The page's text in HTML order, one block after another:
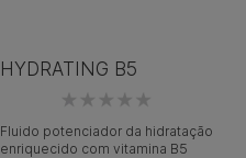
HYDRATING B5
Fluido potenciador da hidratação
enriquecido com vitamina B5